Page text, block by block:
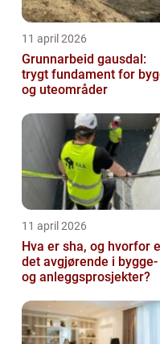
11 april 2026
Grunnarbeid gausdal:
trygt fundament for
og uteområder
11 april 2026
Hva er sha, og hvorfor
det avgjørende i bygge-
og anleggsprosjekter?